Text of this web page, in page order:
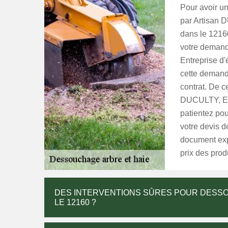
Pour avoir
par Artisan
dans le
votre
Entreprise
cette
contrat. De
DUCULTY,
patientez
votre devis
document
prix des
DES INTERVENTIONS SÛRES POUR
LE 12160 ?